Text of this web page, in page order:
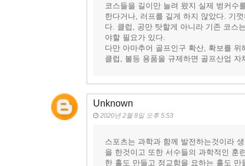
코스들을 길이만 늘려 왔지 실제 벙커수
한다거나, 러프를 길게 하지 않았다. 기
다. 클럽, 공만 탓할게 아니라 기존 코스
야할 필요가 있다.
다만 아마추어 골프인구 확산, 확보를
클럽, 볼등 용품을 규제하면 골프산업
Unknown
2020년 2월 8일 오후 5:53
스포츠는 과학과 함께 발전하는것이라
을 한것이고 또한 서수들의 과학적인 훈
한 홀도 만들고 정교함을 요하는 홀도